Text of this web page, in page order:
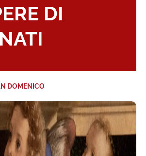
DI
DOMENICO